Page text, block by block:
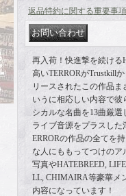
返品特約に関する重要事項
再入荷！快進撃を続ける
高いTERRORがTrustkill
リースされたこの作品ま
いうに相応しい内容で彼
シカルな名曲を13曲厳
ライブ音源をプラスした
ERRORの作品の全てを
な人にももってつけのア
写真やHATEBREED,
LL, CHIMAIRA等豪華メ
内容になっています！